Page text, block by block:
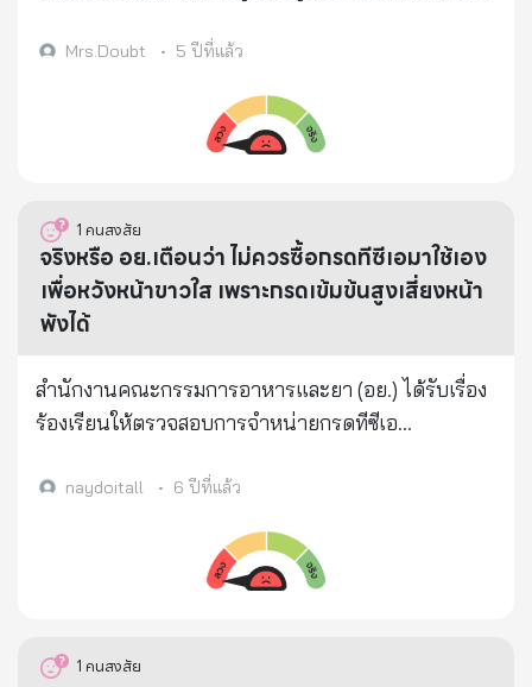
ศึกษา ฝากแชร์ เผยแพร่ต่อ ส่งข่าวให้ถึงผู้สูญเสียด้วย
วัดบวรนิเวศวิหาร ในพระบรมราชูปถัมภ์’ มอบทุนการ
ศึกษาต่อเนื่อง ๕ ปี ๆ ละ ๕,๐๐๐ บาท ให้นักเรียน
‘โควิด-๑๙’ โดยไม่จำกัดจำนวนทุน และไม่จำกัดระดับ
ชั้นการศึกษา เนื่องด้วยมูลนิธิสมเด็จพระญาณสังวร
สมเด็จพระสังฆราช วัดบวรนิเวศวิหาร ในพระบรม
ราชูปถัมภ์ มีความประสงค์สนับสนุนทุนการศึกษา เพื่อ
ชีวิตจากโรค “โควิด-๑๙” และได้รับผลกระทบจาก
สถานการณ์การแพร่ระบาดของโรคติดเชื้อไวรัส “โค
หวังให้ทุนนี้เป็นส่วนหนึ่งของการส่งเสริมให้กำลังใจ และ
ให้การจัดสรรทุนการศึกษา เป็นไปด้วยความเรียบร้อย
ทั่วถึง จึงกำหนดรายละเอียด วัตถุประสงค์ คุณสมบัติ
นี้ วัตถุประสงค์ ๑. เพื่อบำเพ็ญกุศลเนื่องในอายุวัฒน
Mrs.Doubt • 5 ปีที่แล้ว
1 คนสงสัย
จริงหรือ อย.เตือนว่า ไม่ควรซื้อกรดทีซีเอมาใช้เอง
เพื่อหวังหน้าขาวใส เพราะกรดเข้มข้นสูงเสี่ยงหน้า
พังได้
สำนักงานคณะกรรมการอาหารและยา (อย.) ได้รับเรื่อง
ร้องเรียนให้ตรวจสอบการจำหน่ายกรดทีซีเอ
beauty และเว็บไซต์
ตรวจสอบพบภาพผลิตภัณฑ์ยากรดทีซีเอที่ไม่ได้ขึ้น
ทะเบียนกับ อย. และข้อความโฆษณาขายยาแสดง
ดำ แต้มไฝ หลุมสิว เป็นต้น กระกวนใจ จึงขอเตือนไปยัง
naydoitall • 6 ปีที่แล้ว
1 คนสงสัย